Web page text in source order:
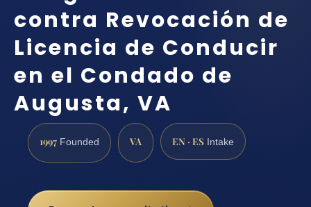
contra Revocación de
Licencia de Conducir
en el Condado de
Augusta, VA
1997 Founded VA EN · ES Intake